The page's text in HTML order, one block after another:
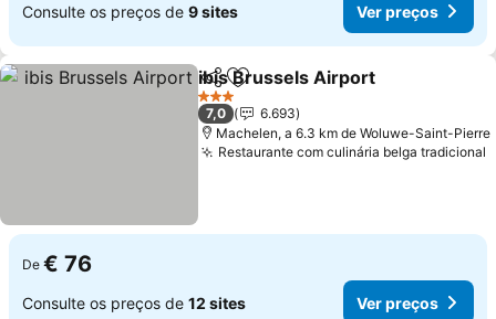
Consulte os preços de 9 sites Ver preços
PartilharAdicionar aos favoritos
ibis Brussels Airport
3 Estrelas
7,0
6.693
Machelen, a 6.3 km de Woluwe-Saint-Pierre
Restaurante com culinária belga tradicional
De € 76
Consulte os preços de 12 sites Ver preços